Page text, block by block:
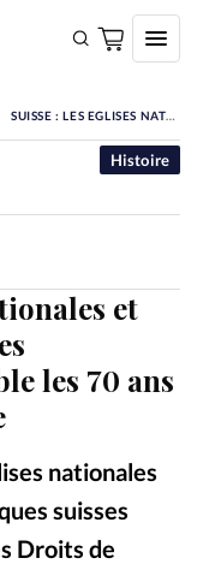
SUISSE : LES EGLISES NATIONALES ET LES EGLISES ÉVANGÉLIQUES COMMÉMORENT ENSEMBLE LES 70 ANS DES DROITS DE L’HOMME
et
les 70 ans
nationales
suisses
Droits de
Histoire